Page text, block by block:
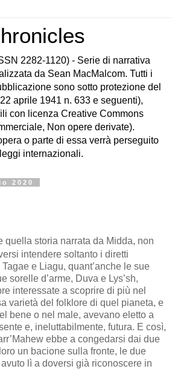
2282-1120) - Serie di narrativa
da Sean MacMalcom. Tutti i
sono sotto protezione del
aprile 1941 n. 633 e seguenti),
con licenza Creative Commons
Non opere derivate).
o parte di essa verrà perseguito
internazionali.
2020
quella storia narrata da Midda, non
intendere soltanto i diretti
e Liagu, quant’anche le sue
sorelle d’arme, Duva e Lys’sh,
interessate a scoprire di più nel
varietà del folklore di quel pianeta, e
bene o nel male, avevano eletto a
e, ineluttabilmente, futura. E così,
ebbe a congedarsi dai due
un bacione sulla fronte, le due
lì a doversi già riconoscere in